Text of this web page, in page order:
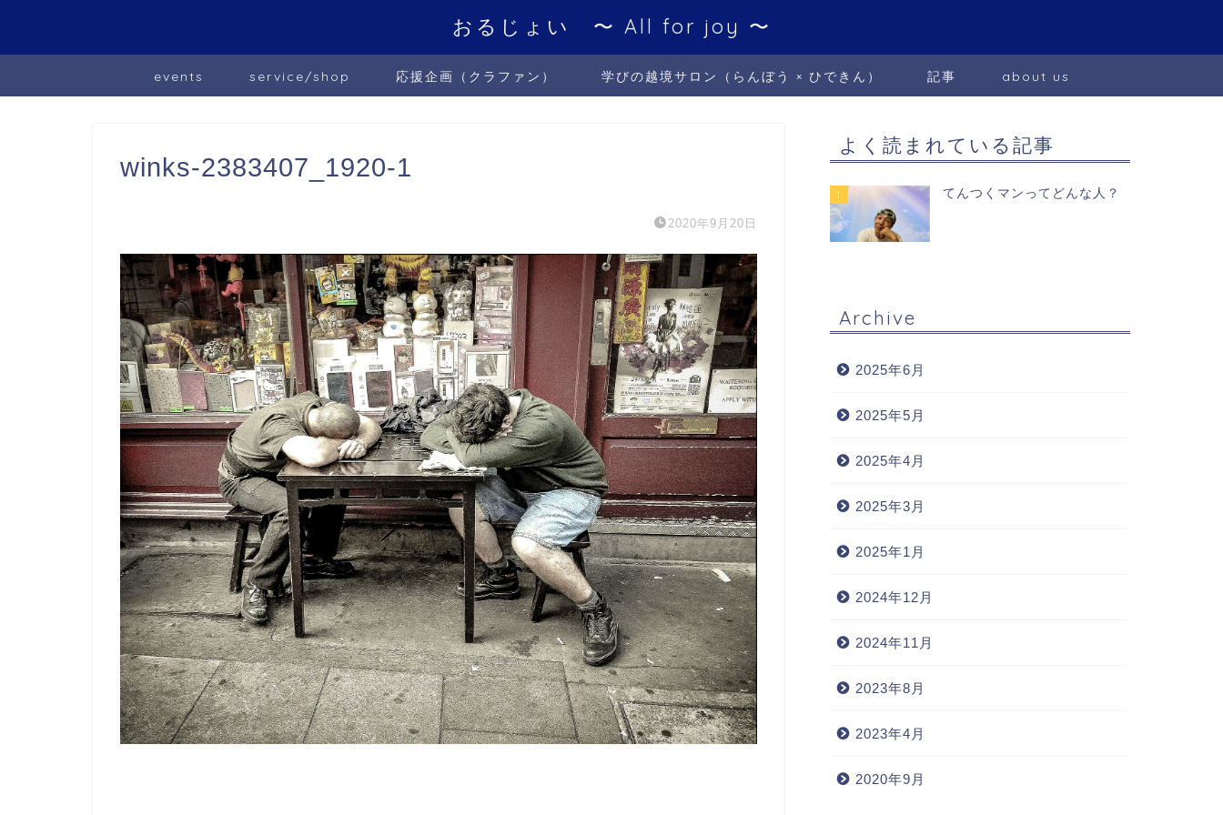
おるじょい 〜 All for joy 〜
events service/shop 応援企画（クラファン） 学びの越境サロン（らんぼう × ひできん） 記事 about us
winks-2383407_1920-1
2020年9月20日
よく読まれている記事
1 てんつくマンってどんな人？
Archive
2025年6月
2025年5月
2025年4月
2025年3月
2025年1月
2024年12月
2024年11月
2023年8月
2023年4月
2020年9月